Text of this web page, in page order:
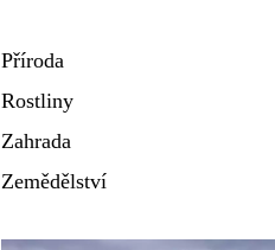
Příroda
Rostliny
Zahrada
Zemědělství